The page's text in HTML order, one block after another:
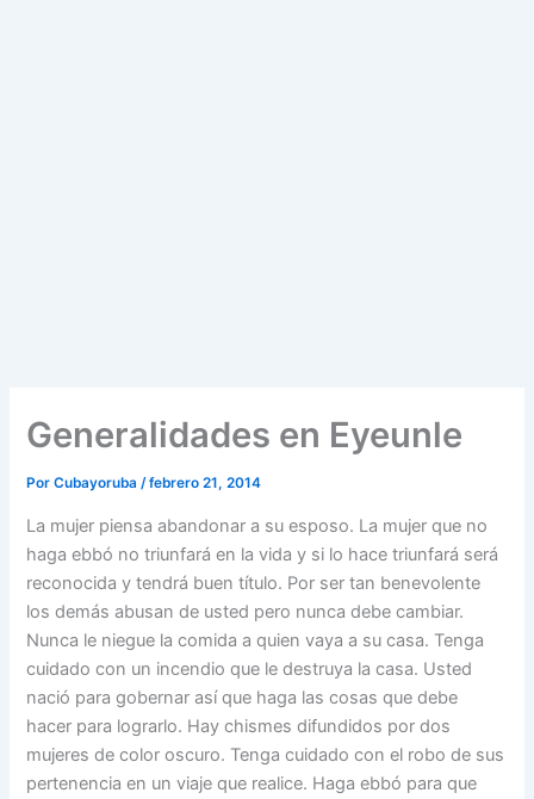
Generalidades en Eyeunle
PorCubayoruba/febrero 21, 2014
La mujer piensa abandonar a su esposo. La mujer que no
haga ebbó no triunfará en la vida y si lo hace triunfará será
reconocida y tendrá buen título. Por ser tan benevolente
los demás abusan de usted pero nunca debe cambiar.
Nunca le niegue la comida a quien vaya a su casa. Tenga
cuidado con un incendio que le destruya la casa. Usted
nació para gobernar así que haga las cosas que debe
hacer para lograrlo. Hay chismes difundidos por dos
mujeres de color oscuro. Tenga cuidado con el robo de sus
pertenencia en un viaje que realice. Haga ebbó para que